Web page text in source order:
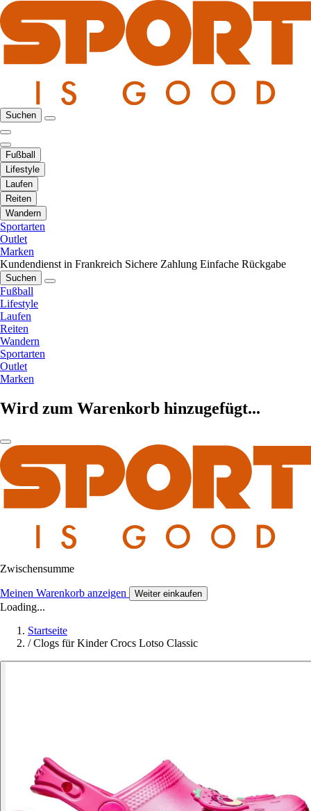
Suchen
Fußball
Lifestyle
Laufen
Reiten
Wandern
Sportarten
Outlet
Marken
Kundendienst in Frankreich Sichere Zahlung Einfache Rückgabe
Suchen
Fußball
Lifestyle
Laufen
Reiten
Wandern
Sportarten
Outlet
Marken
Wird zum Warenkorb hinzugefügt...
Zwischensumme
Meinen Warenkorb anzeigen Weiter einkaufen
Loading...
Startseite
/ Clogs für Kinder Crocs Lotso Classic